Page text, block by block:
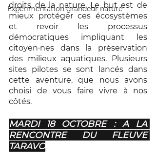
Expérimentation grandeur nature
droits de la nature. Le but est de
mieux protéger ces écosystèmes
et revoir les processus
démocratiques impliquant les
citoyen·nes dans la préservation
des milieux aquatiques. Plusieurs
sites pilotes se sont lancés dans
cette aventure, que nous avons
choisi de vous faire vivre à nos
côtés.
MARDI 18 OCTOBRE : A LA
RENCONTRE DU FLEUVE
TARAVO